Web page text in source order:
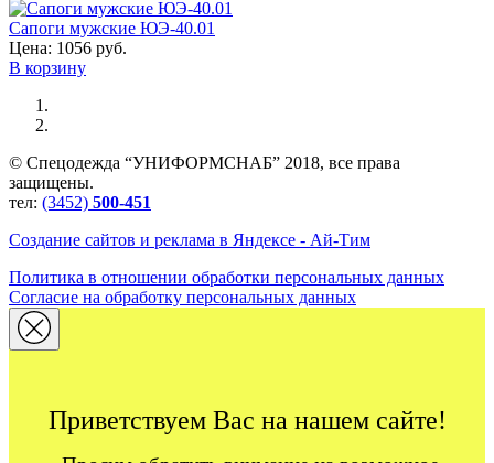
Сапоги мужские ЮЭ-40.01
Цена: 1056 руб.
В корзину
© Спецодежда “УНИФОРМСНАБ” 2018, все права
защищены.
тел: (3452) 500-451
Создание сайтов и реклама в Яндексе - Ай-Тим
Политика в отношении обработки персональных данных
Согласие на обработку персональных данных
Приветствуем Вас на нашем сайте!